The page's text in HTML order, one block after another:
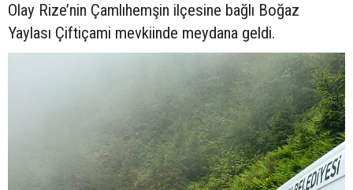
Olay Rize’nin Çamlıhemşin ilçesine bağlı Boğaz
Yaylası Çiftiçami mevkiinde meydana geldi.